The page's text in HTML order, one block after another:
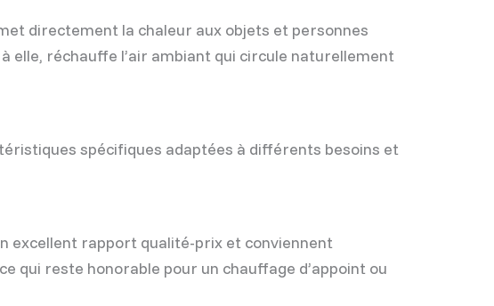
directement la chaleur aux objets et personnes
elle, réchauffe l’air ambiant qui circule naturellement
spécifiques adaptées à différents besoins et
excellent rapport qualité-prix et conviennent
qui reste honorable pour un chauffage d’appoint ou